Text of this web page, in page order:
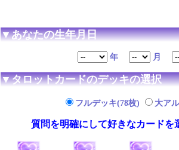
▼あなたの生年月日
年 月
▼タロットカードのデッキの選択
フルデッキ(78枚) 大ア
質問を明確にして好きなカードを